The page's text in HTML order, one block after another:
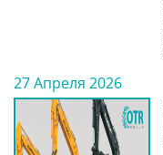
27 Апреля 2026